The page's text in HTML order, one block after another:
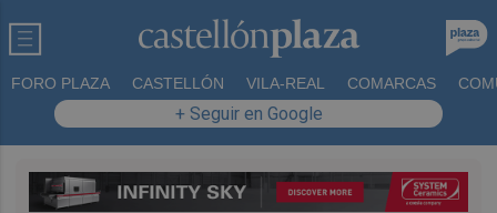
FORO PLAZA CASTELLÓN VILA-REAL COMARCAS
+ Seguir en Google